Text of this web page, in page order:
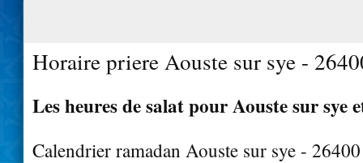
Horaire priere Aouste sur sye -
Les heures de salat pour Aouste sur sye
Calendrier ramadan Aouste sur sye - 26400